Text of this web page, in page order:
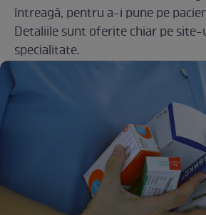
întreagă, pentru a-i pune pe
Detaliile sunt oferite chiar pe site-
specialitate.